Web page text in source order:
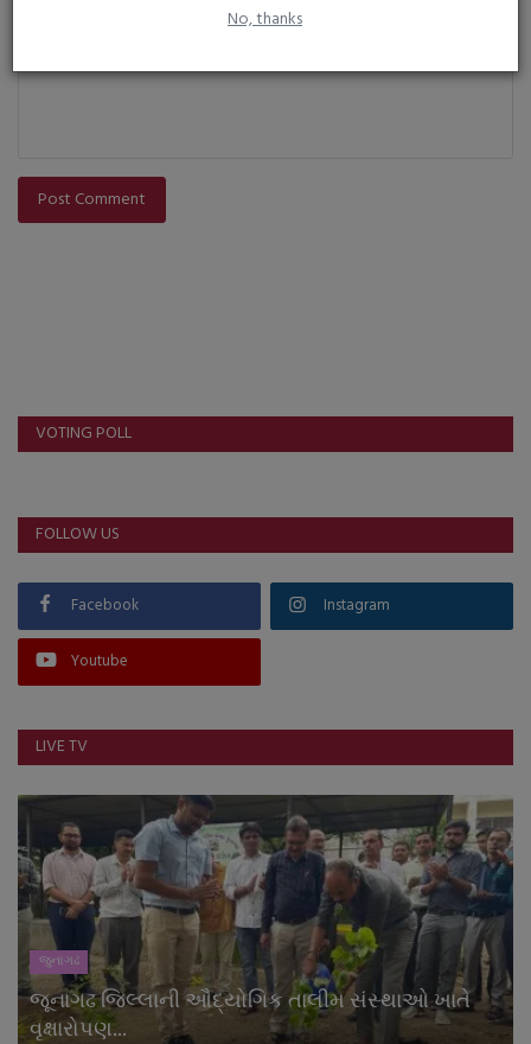
No, thanks
Post Comment
VOTING POLL
FOLLOW US
Facebook Instagram
Youtube
LIVE TV
જુનાગઢ
જૂનાગઢ જિલ્લાની ઔદ્યોગિક તાલીમ સંસ્થાઓ ખાતે
વૃક્ષારોપણ...